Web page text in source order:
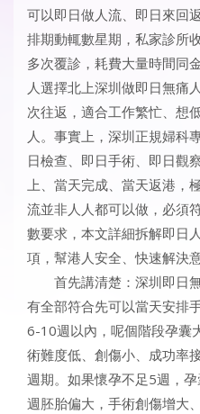
可以即日做人流、即日來回
排期動輒數星期，私家診所
多次覆診，耗費大量時間同
人選擇北上深圳做即日無痛
次往返，適合工作繁忙、想
人。事實上，深圳正規婦科
日檢查、即日手術、即日觀
上、當天完成、當天返港，
流並非人人都可以做，必須
數要求，本文詳細拆解即日
項，幫港人安全、快速解決
首先講清楚：深圳即日
有全部符合先可以當天安排
6-10週以內，呢個階段孕囊
術難度低、創傷小、成功率
週期。如果懷孕不足5週，
週胚胎偏大，手術創傷增大